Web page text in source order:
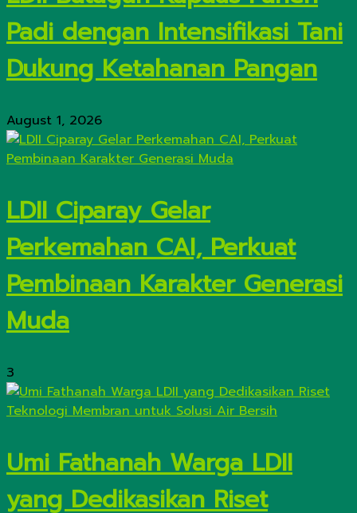
Padi dengan Intensifikasi Tani
Dukung Ketahanan Pangan
August 1, 2026
LDII Ciparay Gelar
Perkemahan CAI, Perkuat
Pembinaan Karakter Generasi
Muda
3
Umi Fathanah Warga LDII
yang Dedikasikan Riset